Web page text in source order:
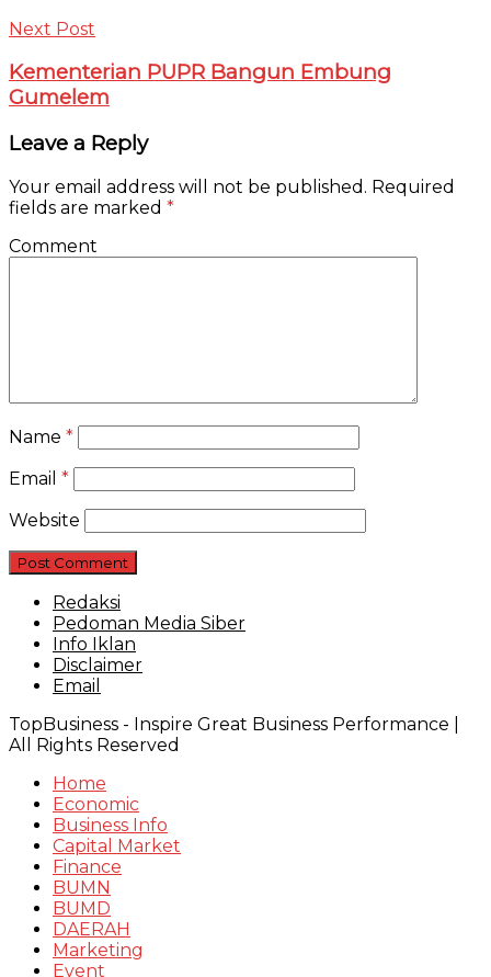
Next Post
Kementerian PUPR Bangun Embung
Gumelem
Leave a Reply
Your email address will not be published. Required
fields are marked *
Comment
Name *
Email *
Website
Redaksi
Pedoman Media Siber
Info Iklan
Disclaimer
Email
TopBusiness - Inspire Great Business Performance |
All Rights Reserved
Home
Economic
Business Info
Capital Market
Finance
BUMN
BUMD
DAERAH
Marketing
Event